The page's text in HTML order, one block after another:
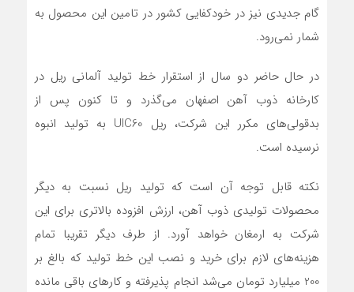
گام جدیدی نیز در خودکفایی کشور در تامین این محصول به
شمار نمی‌رود.
در حال حاضر دو سال از استقرار خط تولید آلمانی ریل در
کارخانه ذوب آهن اصفهان می‌گذرد و تا کنون پس از
بدقولی‌های مکرر این شرکت، ریل UIC60 به تولید انبوه
نرسیده است.
نکته قابل توجه آن است که تولید ریل نسبت به دیگر
محصولات تولیدی ذوب آهن، ارزش افزوده بالاتری برای این
شرکت به ارمغان خواهد آورد. از طرف دیگر تقریبا تمام
هزینه‌های لازم برای خرید و نصب این خط تولید که بالغ بر
200 میلیارد تومان می‌شد انجام پذیرفته و کارهای باقی مانده